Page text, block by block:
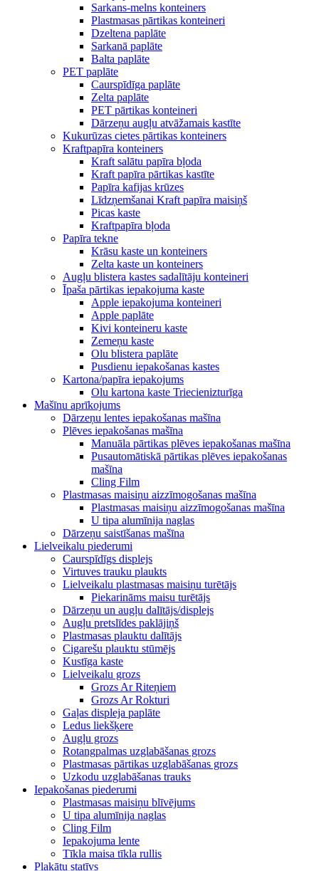
Sarkans-melns konteiners
Plastmasas pārtikas konteineri
Dzeltena paplāte
Sarkanā paplāte
Balta paplāte
PET paplāte
Caurspīdīga paplāte
Zelta paplāte
PET pārtikas konteineri
Dārzeņu augļu atvāžamais kastīte
Kukurūzas cietes pārtikas konteiners
Kraftpapīra konteiners
Kraft salātu papīra bļoda
Kraft papīra pārtikas kastīte
Papīra kafijas krūzes
Līdzņemšanai Kraft papīra maisiņš
Picas kaste
Kraftpapīra bļoda
Papīra tekne
Krāsu kaste un konteiners
Zelta kaste un konteiners
Augļu blistera kastes sadalītāju konteineri
Īpaša pārtikas iepakojuma kaste
Apple iepakojuma konteineri
Apple paplāte
Kivi konteineru kaste
Zemeņu kaste
Olu blistera paplāte
Pusdienu iepakošanas kastes
Kartona/papīra iepakojums
Olu kartona kaste Triecienizturīga
Mašīnu aprīkojums
Dārzeņu lentes iepakošanas mašīna
Plēves iepakošanas mašīna
Manuāla pārtikas plēves iepakošanas mašīna
Pusautomātiskā pārtikas plēves iepakošanas
mašīna
Cling Film
Plastmasas maisiņu aizzīmogošanas mašīna
Plastmasas maisiņu aizzīmogošanas mašīna
U tipa alumīnija naglas
Dārzeņu saistīšanas mašīna
Lielveikalu piederumi
Caurspīdīgs displejs
Virtuves trauku plaukts
Lielveikalu plastmasas maisiņu turētājs
Piekarināms maisu turētājs
Dārzeņu un augļu dalītājs/displejs
Augļu pretslīdes paklājiņš
Plastmasas plauktu dalītājs
Cigarešu plauktu stūmējs
Kustīga kaste
Lielveikalu grozs
Grozs Ar Riteņiem
Grozs Ar Rokturi
Gaļas displeja paplāte
Ledus liekšķere
Augļu grozs
Rotangpalmas uzglabāšanas grozs
Plastmasas pārtikas uzglabāšanas grozs
Uzkodu uzglabāšanas trauks
Iepakošanas piederumi
Plastmasas maisiņu blīvējums
U tipa alumīnija naglas
Cling Film
Iepakojuma lente
Tīkla maisa tīkla rullis
Plakātu statīvs